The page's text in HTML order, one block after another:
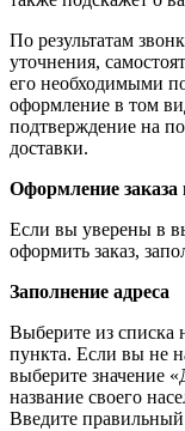
По результатам
уточнения,
его необходимыми
оформление в том
подтверждение на
доставки.
Оформление
Если вы уверены в
оформить заказ,
Заполнение адреса
Выберите из списка
пункта. Если вы не
выберите значение
название своего
Введите